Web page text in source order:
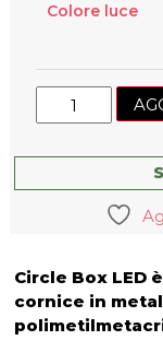
Colore luce
Lampada
da
LED
Circle Box LED
cornice in